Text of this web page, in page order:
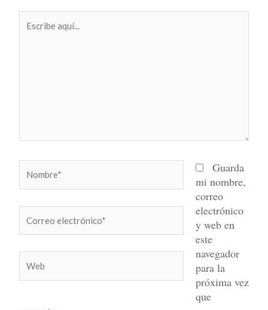
aquí...
electrónico*
Guarda
mi nombre,
correo
electrónico
y web en
este
navegador
para la
próxima vez
que